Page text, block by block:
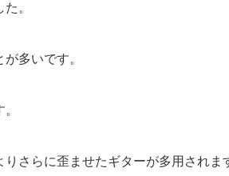
。
多いです。
さらに歪ませたギターが多用されま